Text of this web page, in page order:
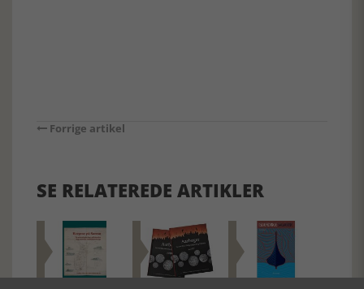
Forrige artikel
SE RELATEREDE ARTIKLER